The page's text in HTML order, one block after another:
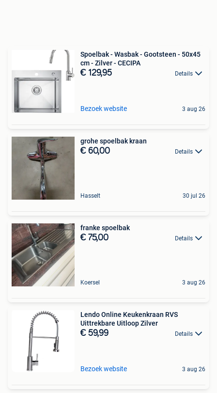
Spoelbak - Wasbak - Gootsteen - 50x45
cm - Zilver - CECIPA
€ 129,95 Details
Bezoek website 3 aug 26
grohe spoelbak kraan
€ 60,00 Details
Hasselt 30 jul 26
franke spoelbak
€ 75,00 Details
Koersel 3 aug 26
Lendo Online Keukenkraan RVS
Uittrekbare Uitloop Zilver
€ 59,99 Details
Bezoek website 3 aug 26